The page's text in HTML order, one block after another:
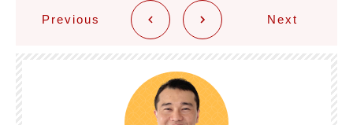
Previous Next